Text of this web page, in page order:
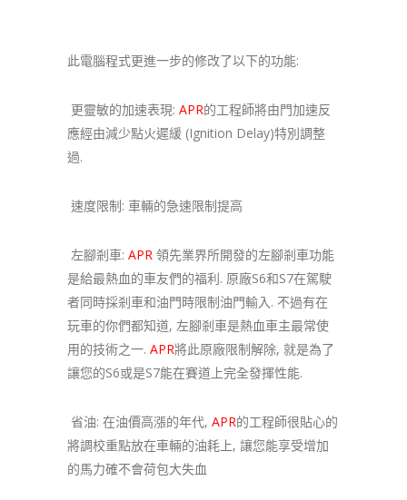
此電腦程式更進一步的修改了以下的功能:
更靈敏的加速表現: APR的工程師將由門加速反
應經由減少點火遲緩 (Ignition Delay)特別調整
過.
速度限制: 車輛的急速限制提高
左腳剎車: APR 領先業界所開發的左腳剎車功能
是給最熱血的車友們的福利. 原廠S6和S7在駕駛
者同時採剎車和油門時限制油門輸入. 不過有在
玩車的你們都知道, 左腳剎車是熱血車主最常使
用的技術之一. APR將此原廠限制解除, 就是為了
讓您的S6或是S7能在賽道上完全發揮性能.
省油: 在油價高漲的年代, APR的工程師很貼心的
將調校重點放在車輛的油耗上, 讓您能享受增加
的馬力確不會荷包大失血